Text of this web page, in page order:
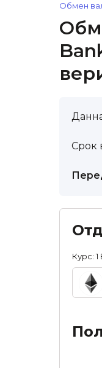
Обмен
Срок
Курс:1